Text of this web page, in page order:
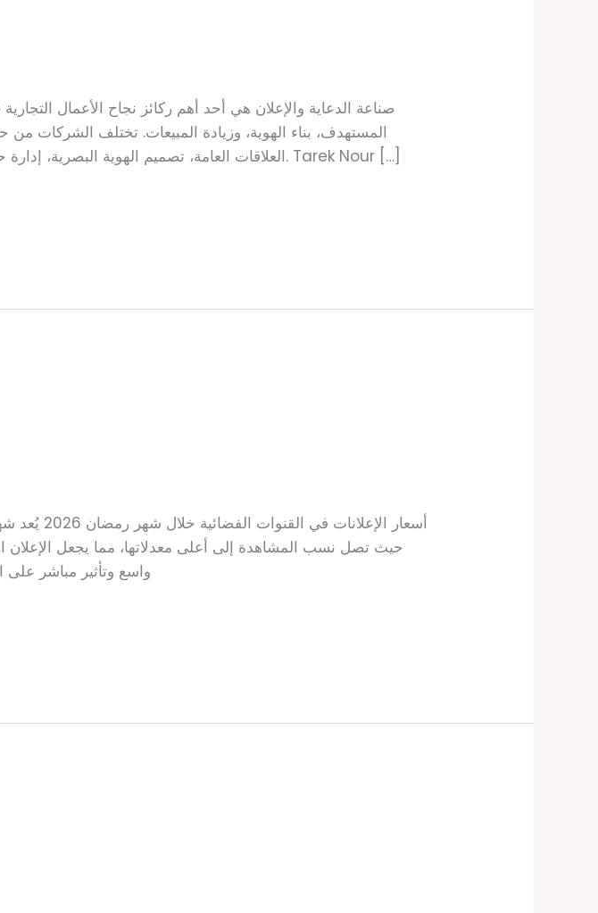
صناعة الدعاية والإعلان هي أحد أهم ركائز نجاح الأعمال
المستهدف، بناء الهوية، وزيادة المبيعات. تختلف الشركات من
العلاقات العامة، تصميم الهوية البصرية، إدارة حملات السوشيال ميديا وغيرها). أفضل شركات دعاية وإعلان في مصر 1. Tarek Nour […]
أسعار
حيث تصل نسب المشاهدة إلى أعلى معدلاتها، مما يجعل الإعلان
واسع وتأثير مباشر على